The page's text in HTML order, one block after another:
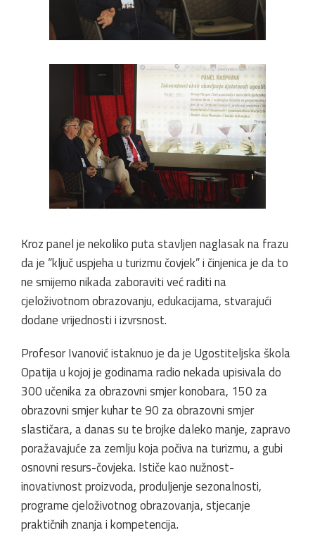
Kroz panel je nekoliko puta stavljen naglasak na frazu
da je “ključ uspjeha u turizmu čovjek” i činjenica je da to
ne smijemo nikada zaboraviti već raditi na
cjeloživotnom obrazovanju, edukacijama, stvarajući
dodane vrijednosti i izvrsnost.
Profesor Ivanović istaknuo je da je Ugostiteljska škola
Opatija u kojoj je godinama radio nekada upisivala do
300 učenika za obrazovni smjer konobara, 150 za
obrazovni smjer kuhar te 90 za obrazovni smjer
slastičara, a danas su te brojke daleko manje, zapravo
poražavajuće za zemlju koja počiva na turizmu, a gubi
osnovni resurs-čovjeka. Ističe kao nužnost-
inovativnost proizvoda, produljenje sezonalnosti,
programe cjeloživotnog obrazovanja, stjecanje
praktičnih znanja i kompetencija.